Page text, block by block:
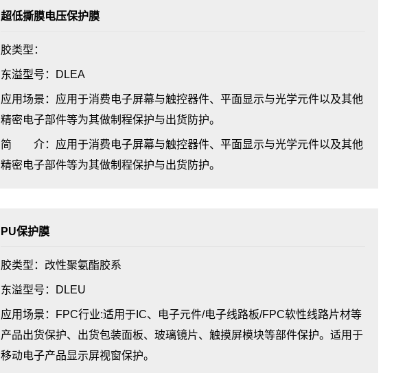
超低撕膜电压保护膜
胶类型：
东溢型号：DLEA
应用场景：应用于消费电子屏幕与触控器件、平面显示与光学元件以及其他
精密电子部件等为其做制程保护与出货防护。
简 介：应用于消费电子屏幕与触控器件、平面显示与光学元件以及其他
精密电子部件等为其做制程保护与出货防护。
PU保护膜
胶类型：改性聚氨酯胶系
东溢型号：DLEU
应用场景：FPC行业:适用于IC、电子元件/电子线路板/FPC软性线路片材等
产品出货保护、出货包装面板、玻璃镜片、触摸屏模块等部件保护。适用于
移动电子产品显示屏视窗保护。